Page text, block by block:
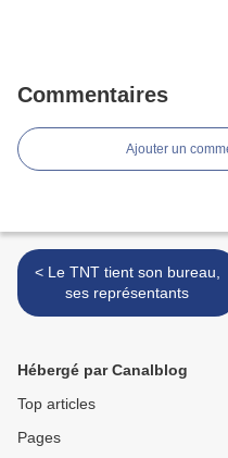
Commentaires
Ajouter un
< Le TNT tient son bureau,
ses représentants
Hébergé par Canalblog
Top articles
Pages